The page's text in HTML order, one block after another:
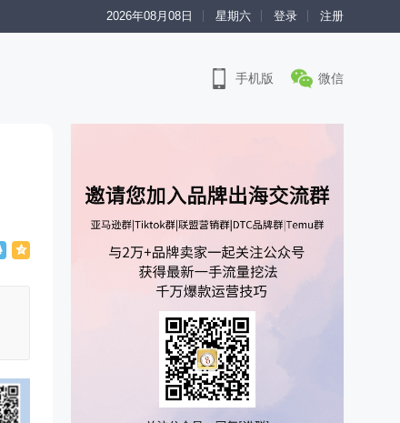
2026年08月08日 星期六 登录 注册
手机版 微信